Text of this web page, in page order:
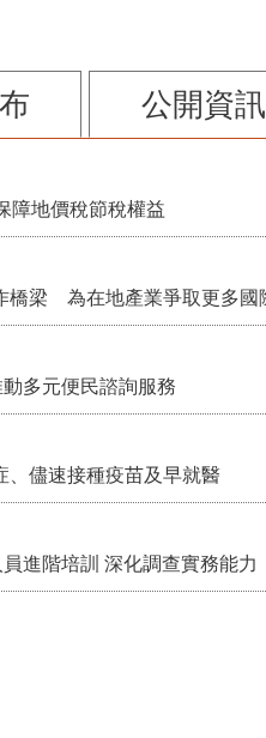
公開資訊
障地價稅節稅權益
多元便民諮詢服務
、儘速接種疫苗及早就醫